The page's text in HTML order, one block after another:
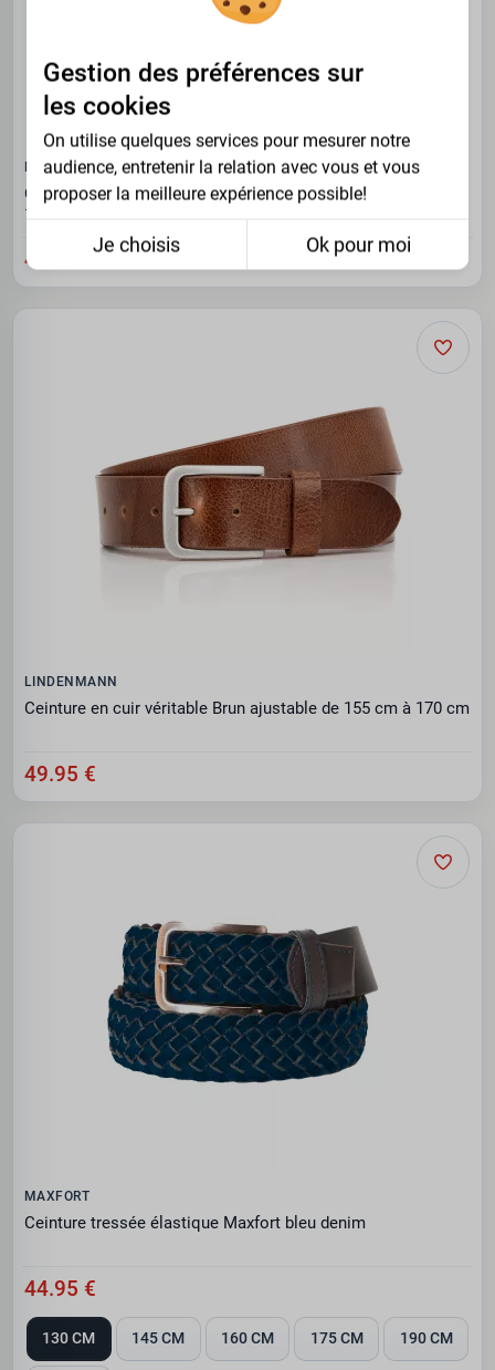
LINDENMANN
Ceinture en cuir véritable brun foncé ajustable de 155 cm à
170 cm
49.95 €
LINDENMANN
Ceinture en cuir véritable Brun ajustable de 155 cm à 170 cm
49.95 €
MAXFORT
Ceinture tressée élastique Maxfort bleu denim
44.95 €
130 CM 145 CM 160 CM 175 CM 190 CM
Gestion des préférences sur
les cookies
On utilise quelques services pour mesurer notre
audience, entretenir la relation avec vous et vous
proposer la meilleure expérience possible!
Je choisis Ok pour moi